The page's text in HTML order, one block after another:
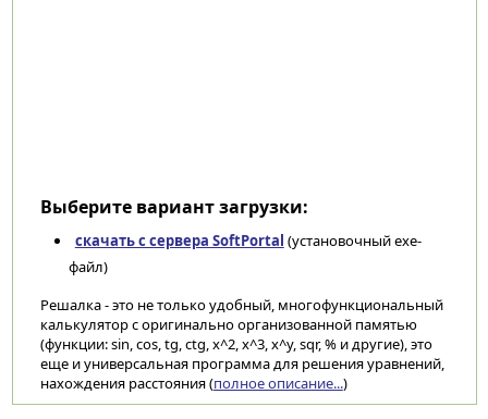
Выберите вариант загрузки:
скачать с сервера SoftPortal (установочный exe-
файл)
Решалка - это не только удобный, многофункциональный
калькулятор с оригинально организованной памятью
(функции: sin, cos, tg, ctg, x^2, x^3, x^y, sqr, % и другие), это
еще и универсальная программа для решения уравнений,
нахождения расстояния (полное описание...)